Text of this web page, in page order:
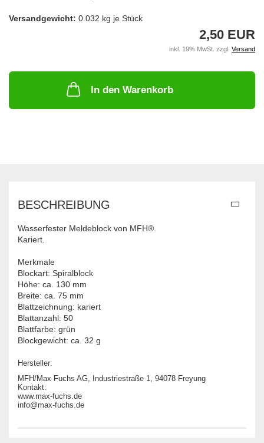
Versandgewicht: 0.032 kg je Stück
2,50 EUR
inkl. 19% MwSt. zzgl. Versand
In den Warenkorb
BESCHREIBUNG
Wasserfester Meldeblock von MFH®.
Kariert.
Merkmale
Blockart: Spiralblock
Höhe: ca. 130 mm
Breite: ca. 75 mm
Blattzeichnung: kariert
Blattanzahl: 50
Blattfarbe: grün
Blockgewicht: ca. 32 g
Hersteller:
MFH/Max Fuchs AG, Industriestraße 1, 94078 Freyung
Kontakt:
www.max-fuchs.de
info@max-fuchs.de